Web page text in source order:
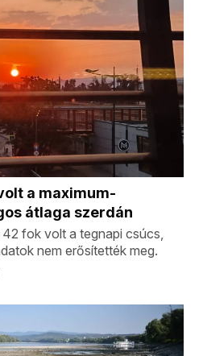
a maximum-
átlaga szerdán
fok volt a tegnapi csúcs,
nem erősítették meg.